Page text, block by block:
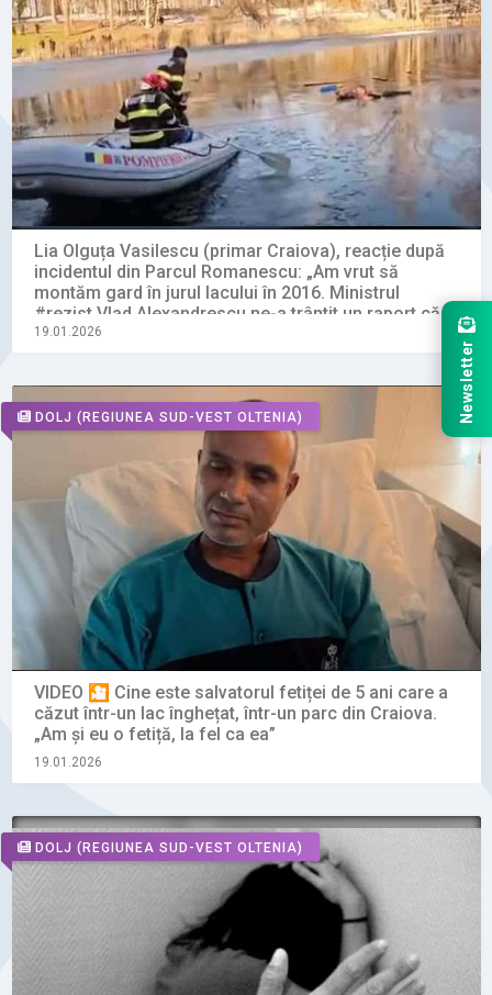
Lia Olguța Vasilescu (primar Craiova), reacție după
incidentul din Parcul Romanescu: „Am vrut să
montăm gard în jurul lacului în 2016. Ministrul
#rezist Vlad Alexandrescu ne-a trântit un raport că
distrugem parcul”
19.01.2026
DOLJ (REGIUNEA SUD-VEST OLTENIA)
VIDEO 🎦 Cine este salvatorul fetiței de 5 ani care a
căzut într-un lac înghețat, într-un parc din Craiova.
„Am și eu o fetiță, la fel ca ea”
19.01.2026
DOLJ (REGIUNEA SUD-VEST OLTENIA)
Newsletter